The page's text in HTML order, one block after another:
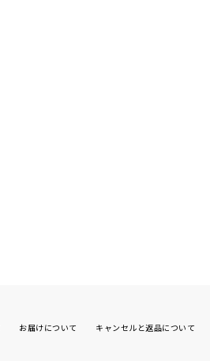
お届けについて キャンセルと返品について